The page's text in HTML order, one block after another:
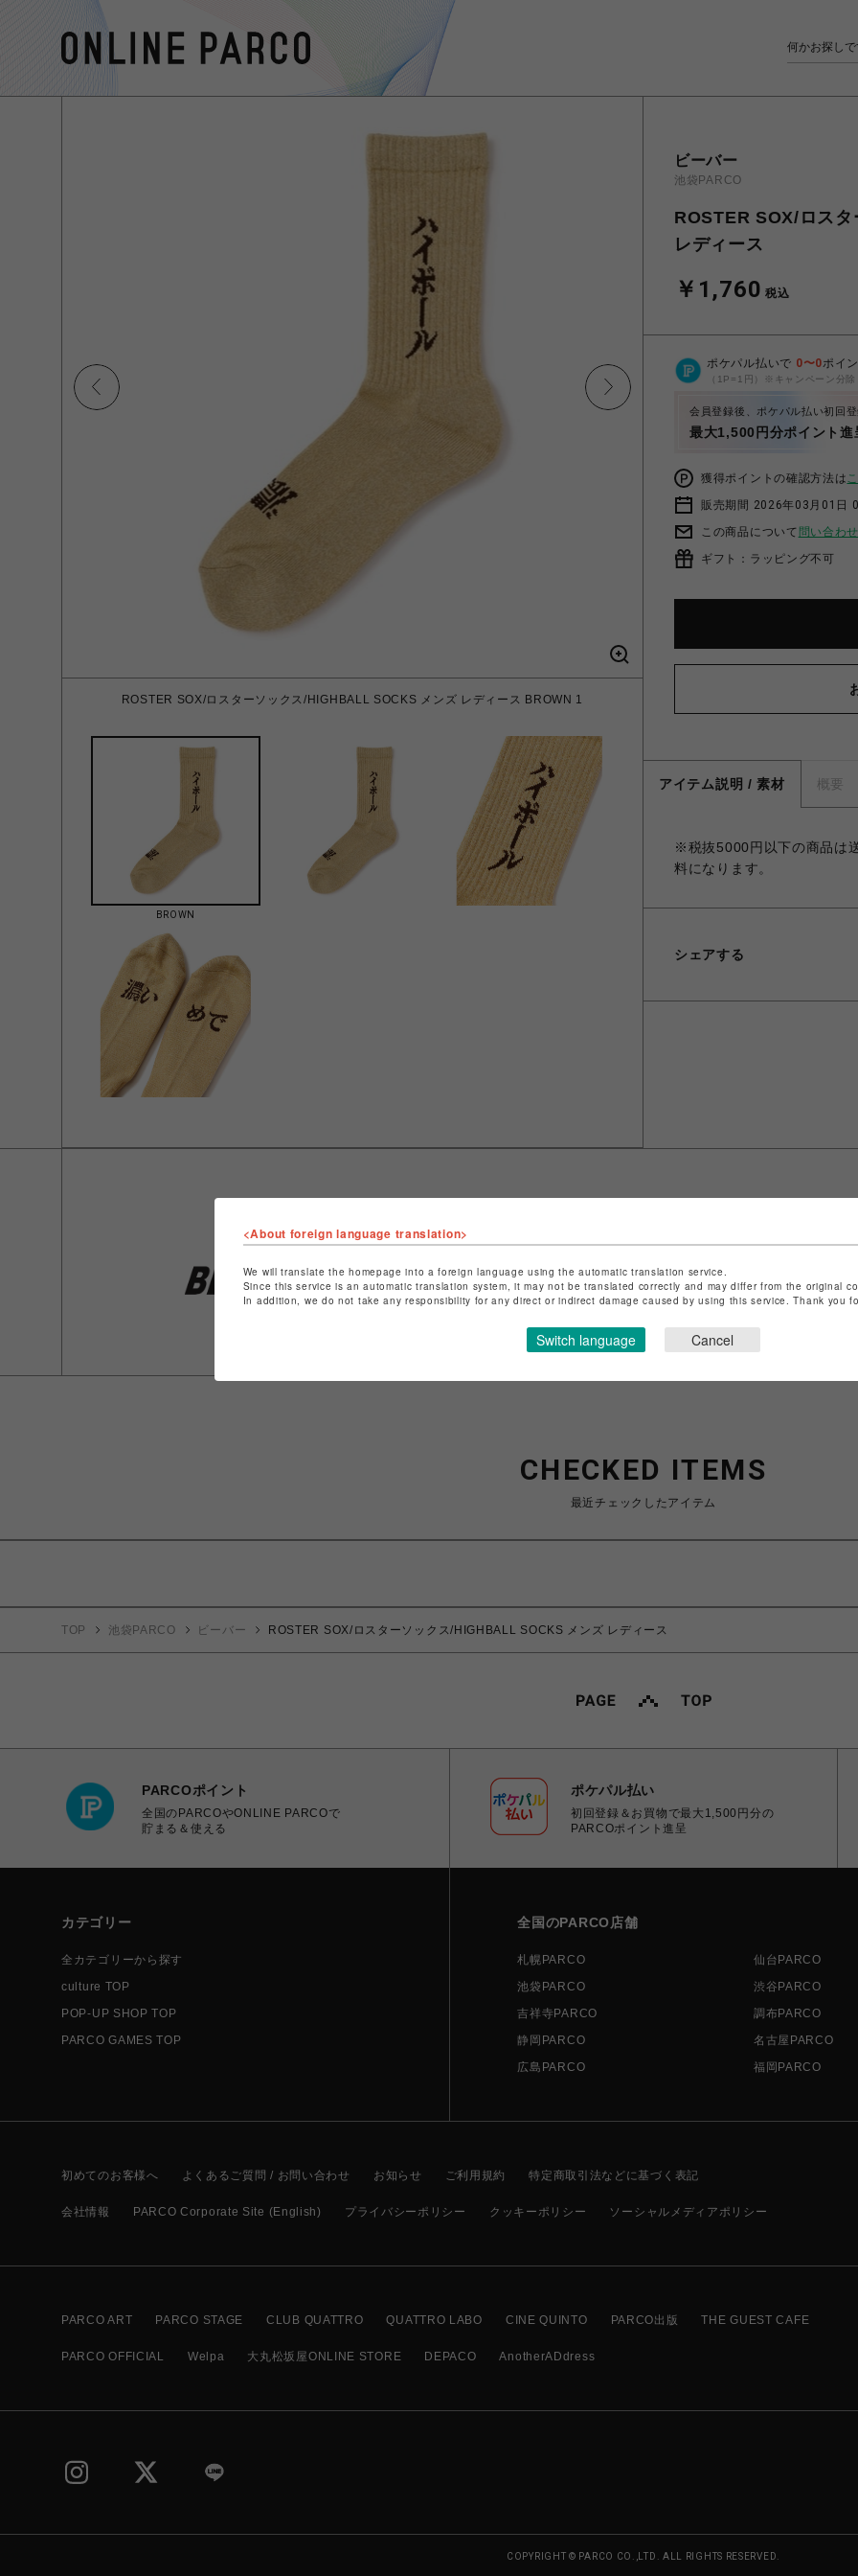
ROSTER SOX/ロスターソックス/HIGHBALL SOCKS メンズ レディース BROWN 1
BROWN
ビーバー
池袋PARCO
ROSTER SOX/ロス
レディース
￥1,760 税込
ポケパル払いで 0〜0ポイ
（1P=1円）※キャンペーン分除
会員登録後、ポケパル払い初回
最大1,500円分ポイント進
獲得ポイントの確認方法は
販売期間 2026年03月01日
この商品について 問い合わ
ギフト：ラッピング不可
アイテム説明 / 素材 概要
※税抜5000円以下の商品は
料になります。
シェアする
ショップ名
特定商取引法など法令に基づく表記はこちら
ショップお問い合わせはこちら
CHECKED ITEMS
最近チェックしたアイテム
TOP 池袋PARCO ビーバー ROSTER SOX/ロスターソックス/HIGHBALL SOCKS メンズ レディース
PARCOポイント
全国のPARCOやONLINE PARCOで
貯まる＆使える
ポケパル払い
初回登録＆お買物で最大1,500円分の
PARCOポイント進呈
カテゴリー
全カテゴリーから探す
culture TOP
POP-UP SHOP TOP
PARCO GAMES TOP
全国のPARCO店舗
札幌PARCO 仙台PARCO
池袋PARCO
渋谷PARCO
吉祥寺PARCO
調布PARCO
静岡PARCO
名古屋PARCO
広島PARCO
福岡PARCO
初めてのお客様へ よくあるご質問 / お問い合わせ お知らせ ご利用規約 特定商取引法などに基づく表記
会社情報 PARCO Corporate Site (English) プライバシーポリシー クッキーポリシー ソーシャルメディアポリシー
PARCO ART PARCO STAGE CLUB QUATTRO QUATTRO LABO CINE QUINTO PARCO出版 THE GUEST CAFE
PARCO OFFICIAL Welpa 大丸松坂屋ONLINE STORE DEPACO AnotherADdress
COPYRIGHT © PARCO CO.,LTD. ALL RIGHTS RESERVED.
<About foreign language translation>
We will translate the homepage into a foreign language using the automatic translation service.
Since this service is an automatic translation system, it may not be translated correctly and may differ from the original
In addition, we do not take any responsibility for any direct or indirect damage caused by using this service. Thank you
Switch language Cancel